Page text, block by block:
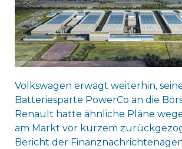
Volkswagen erwägt weiterhin,
Batteriesparte PowerCo an die
Renault hatte ähnliche Pläne
am Markt vor kurzem
Bericht der